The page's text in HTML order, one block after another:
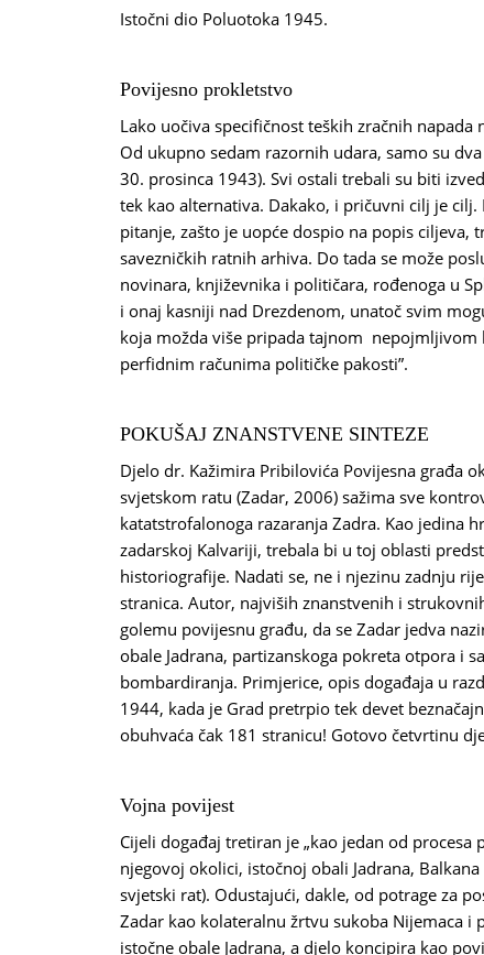
Istočni dio Poluotoka 1945.
Povijesno prokletstvo
Lako uočiva specifičnost teških zračnih
Od ukupno sedam razornih udara, samo su
30. prosinca 1943). Svi ostali trebali su biti
tek kao alternativa. Dakako, i pričuvni cilj je
pitanje, zašto je uopće dospio na popis ciljeva,
savezničkih ratnih arhiva. Do tada se može
novinara, književnika i političara, rođenoga u
i onaj kasniji nad Drezdenom, unatoč svim
koja možda više pripada tajnom
perfidnim računima političke pakosti”.
POKUŠAJ ZNANSTVENE SINTEZE
Djelo dr. Kažimira Pribilovića Povijesna građa
svjetskom ratu (Zadar, 2006) sažima sve
katatstrofalonoga razaranja Zadra. Kao jedina
zadarskoj Kalvariji, trebala bi u toj oblasti
historiografije. Nadati se, ne i njezinu zadnju
stranica. Autor, najviših znanstvenih i
golemu povijesnu građu, da se Zadar jedva
obale Jadrana, partizanskoga pokreta otpora i
bombardiranja. Primjerice, opis događaja u
1944, kada je Grad pretrpio tek devet
obuhvaća čak 181 stranicu! Gotovo četvrtinu
Vojna povijest
Cijeli događaj tretiran je „kao jedan od
njegovoj okolici, istočnoj obali Jadrana,
svjetski rat). Odustajući, dakle, od potrage za
Zadar kao kolateralnu žrtvu sukoba Nijemaca i
istočne obale Jadrana, a djelo koncipira kao